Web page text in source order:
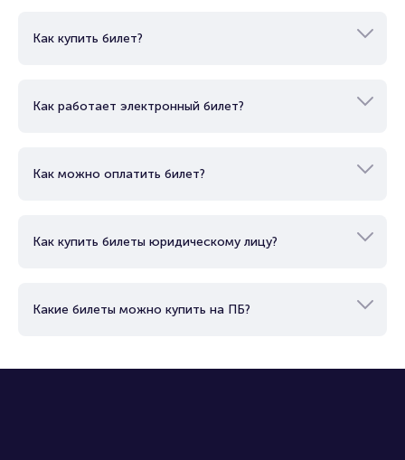
Как купить билет?
Как работает электронный билет?
Как можно оплатить билет?
Как купить билеты юридическому лицу?
Какие билеты можно купить на ПБ?